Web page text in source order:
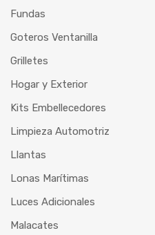
Fundas
Goteros Ventanilla
Grilletes
Hogar y Exterior
Kits Embellecedores
Limpieza Automotriz
Llantas
Lonas Marítimas
Luces Adicionales
Malacates